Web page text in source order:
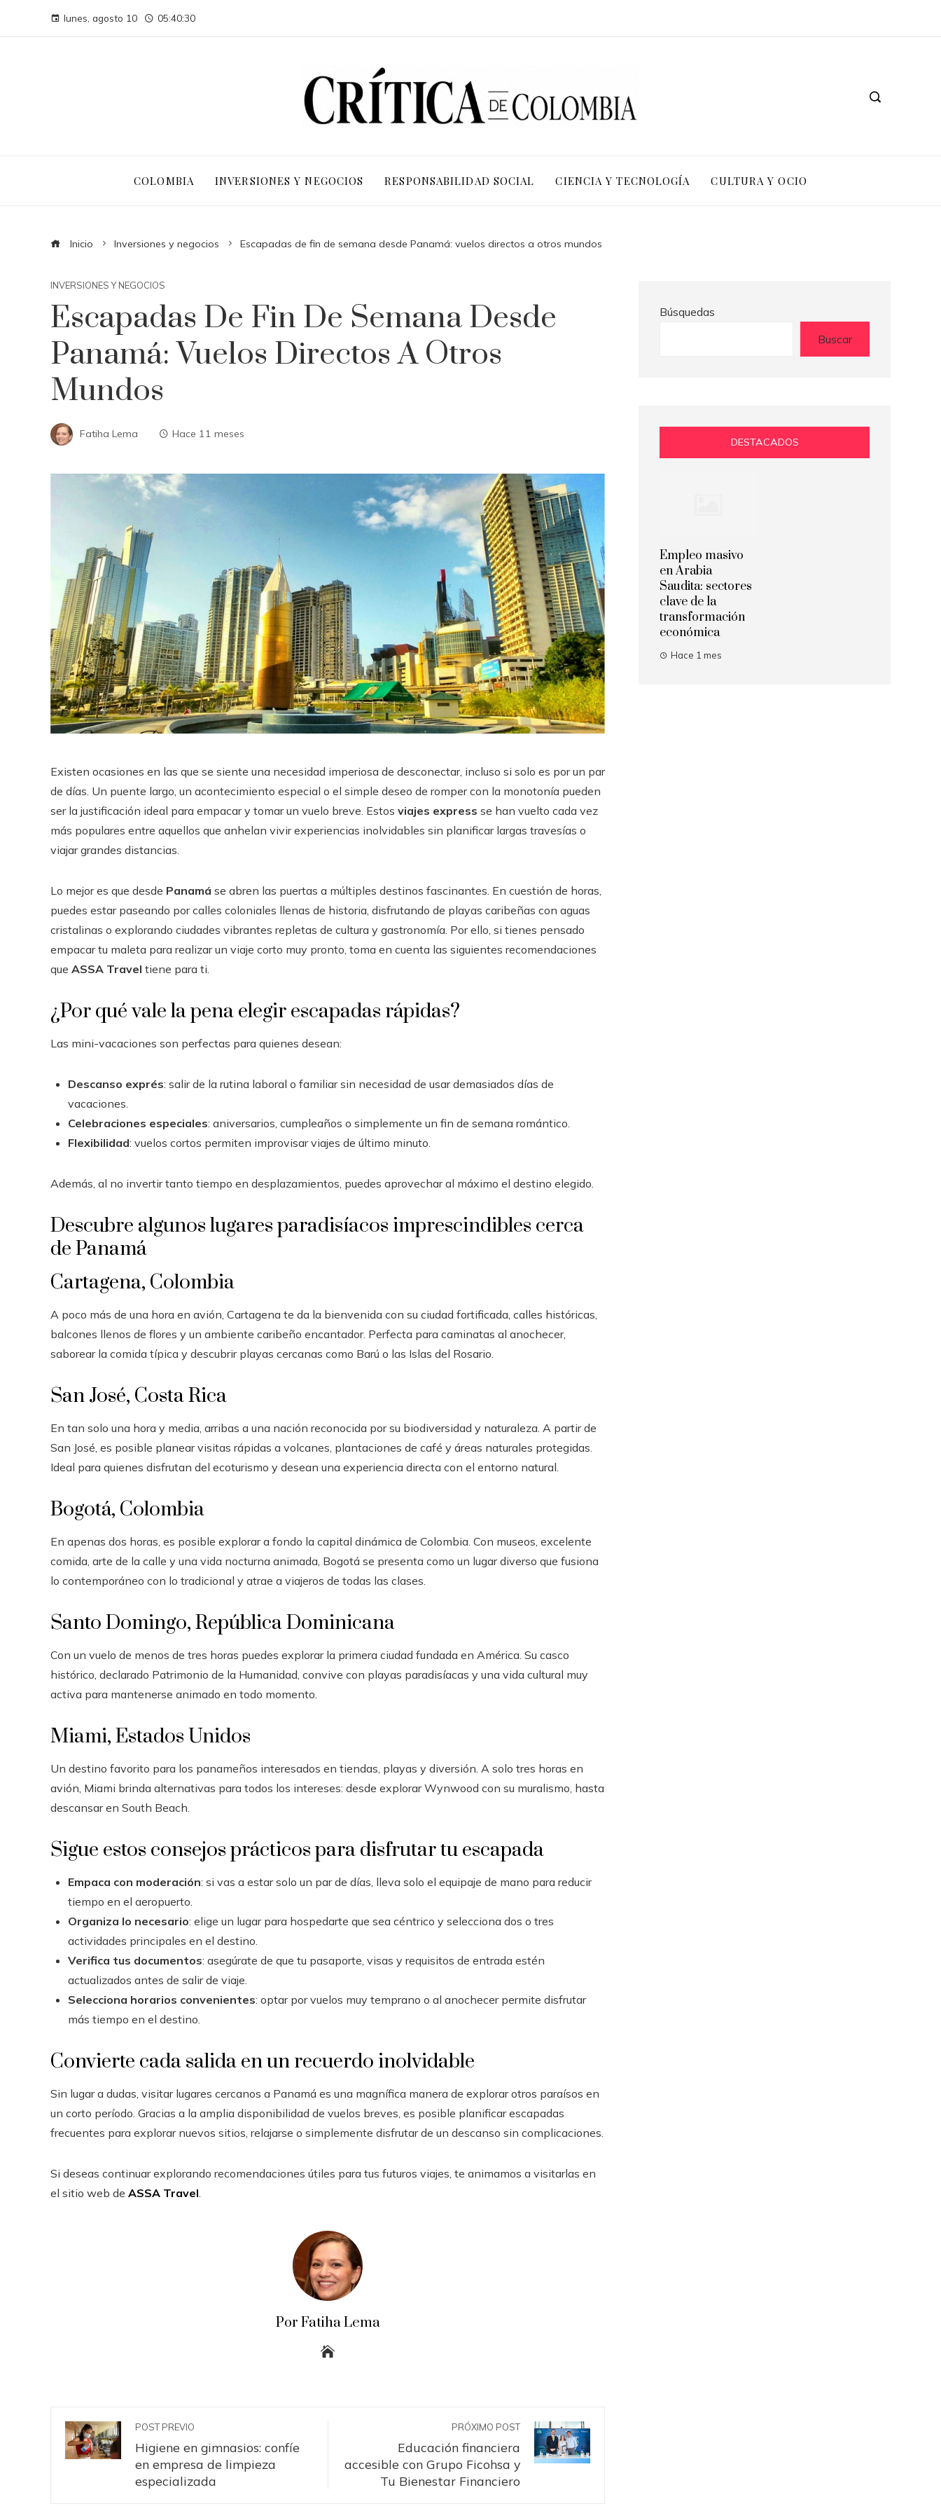
lunes, agosto 10 05:40:31
COLOMBIA INVERSIONES Y NEGOCIOS RESPONSABILIDAD SOCIAL CIENCIA Y TECNOLOGÍA CULTURA Y OCIO
Inicio Inversiones y negocios Escapadas de fin de semana desde Panamá: vuelos directos a otros mundos
INVERSIONES Y NEGOCIOS
Escapadas De Fin De Semana Desde
Panamá: Vuelos Directos A Otros
Mundos
Fatiha Lema Hace 11 meses
Existen ocasiones en las que se siente una necesidad imperiosa de desconectar, incluso si solo es por un par
de días. Un puente largo, un acontecimiento especial o el simple deseo de romper con la monotonía pueden
ser la justificación ideal para empacar y tomar un vuelo breve. Estos viajes express se han vuelto cada vez
más populares entre aquellos que anhelan vivir experiencias inolvidables sin planificar largas travesías o
viajar grandes distancias.
Lo mejor es que desde Panamá se abren las puertas a múltiples destinos fascinantes. En cuestión de horas,
puedes estar paseando por calles coloniales llenas de historia, disfrutando de playas caribeñas con aguas
cristalinas o explorando ciudades vibrantes repletas de cultura y gastronomía. Por ello, si tienes pensado
empacar tu maleta para realizar un viaje corto muy pronto, toma en cuenta las siguientes recomendaciones
que ASSA Travel tiene para ti.
¿Por qué vale la pena elegir escapadas rápidas?
Las mini-vacaciones son perfectas para quienes desean:
Descanso exprés: salir de la rutina laboral o familiar sin necesidad de usar demasiados días de
vacaciones.
Celebraciones especiales: aniversarios, cumpleaños o simplemente un fin de semana romántico.
Flexibilidad: vuelos cortos permiten improvisar viajes de último minuto.
Además, al no invertir tanto tiempo en desplazamientos, puedes aprovechar al máximo el destino elegido.
Descubre algunos lugares paradisíacos imprescindibles cerca
de Panamá
Cartagena, Colombia
A poco más de una hora en avión, Cartagena te da la bienvenida con su ciudad fortificada, calles históricas,
balcones llenos de flores y un ambiente caribeño encantador. Perfecta para caminatas al anochecer,
saborear la comida típica y descubrir playas cercanas como Barú o las Islas del Rosario.
San José, Costa Rica
En tan solo una hora y media, arribas a una nación reconocida por su biodiversidad y naturaleza. A partir de
San José, es posible planear visitas rápidas a volcanes, plantaciones de café y áreas naturales protegidas.
Ideal para quienes disfrutan del ecoturismo y desean una experiencia directa con el entorno natural.
Bogotá, Colombia
En apenas dos horas, es posible explorar a fondo la capital dinámica de Colombia. Con museos, excelente
comida, arte de la calle y una vida nocturna animada, Bogotá se presenta como un lugar diverso que fusiona
lo contemporáneo con lo tradicional y atrae a viajeros de todas las clases.
Santo Domingo, República Dominicana
Con un vuelo de menos de tres horas puedes explorar la primera ciudad fundada en América. Su casco
histórico, declarado Patrimonio de la Humanidad, convive con playas paradisíacas y una vida cultural muy
activa para mantenerse animado en todo momento.
Miami, Estados Unidos
Un destino favorito para los panameños interesados en tiendas, playas y diversión. A solo tres horas en
avión, Miami brinda alternativas para todos los intereses: desde explorar Wynwood con su muralismo, hasta
descansar en South Beach.
Sigue estos consejos prácticos para disfrutar tu escapada
Empaca con moderación: si vas a estar solo un par de días, lleva solo el equipaje de mano para reducir
tiempo en el aeropuerto.
Organiza lo necesario: elige un lugar para hospedarte que sea céntrico y selecciona dos o tres
actividades principales en el destino.
Verifica tus documentos: asegúrate de que tu pasaporte, visas y requisitos de entrada estén
actualizados antes de salir de viaje.
Selecciona horarios convenientes: optar por vuelos muy temprano o al anochecer permite disfrutar
más tiempo en el destino.
Convierte cada salida en un recuerdo inolvidable
Sin lugar a dudas, visitar lugares cercanos a Panamá es una magnífica manera de explorar otros paraísos en
un corto período. Gracias a la amplia disponibilidad de vuelos breves, es posible planificar escapadas
frecuentes para explorar nuevos sitios, relajarse o simplemente disfrutar de un descanso sin complicaciones.
Si deseas continuar explorando recomendaciones útiles para tus futuros viajes, te animamos a visitarlas en
el sitio web de ASSA Travel.
Por Fatiha Lema
POST PREVIO
Higiene en gimnasios: confíe
en empresa de limpieza
especializada
PRÓXIMO POST
Educación financiera
accesible con Grupo Ficohsa y
Tu Bienestar Financiero
Búsquedas
Buscar
DESTACADOS
Empleo masivo
en Arabia
Saudita: sectores
clave de la
transformación
económica
Hace 1 mes